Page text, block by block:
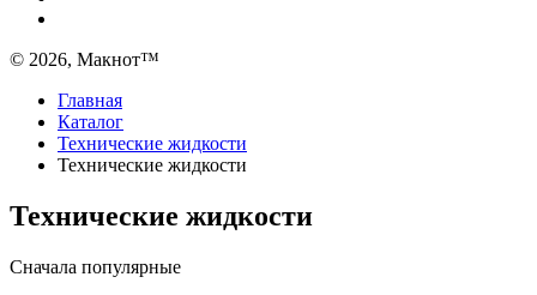
© 2026, Макнот™
Главная
Каталог
Технические жидкости
Технические жидкости
Технические жидкости
Сначала популярные